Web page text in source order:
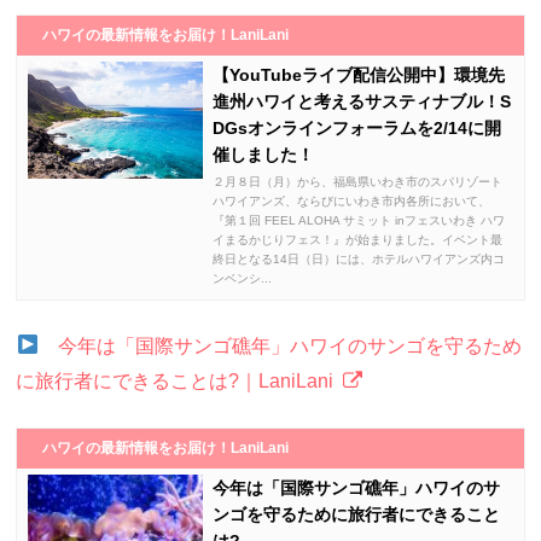
ハワイの最新情報をお届け！LaniLani
【YouTubeライブ配信公開中】環境先
進州ハワイと考えるサスティナブル！S
DGsオンラインフォーラムを2/14に開
催しました！
２月８日（月）から、福島県いわき市のスパリゾート
ハワイアンズ、ならびにいわき市内各所において、
『第１回 FEEL ALOHA サミット inフェスいわき ハワ
イまるかじりフェス！』が始まりました。イベント最
終日となる14日（日）には、ホテルハワイアンズ内コ
ンベンシ...
今年は「国際サンゴ礁年」ハワイのサンゴを守るため
に旅行者にできることは?｜LaniLani
ハワイの最新情報をお届け！LaniLani
今年は「国際サンゴ礁年」ハワイのサ
ンゴを守るために旅行者にできること